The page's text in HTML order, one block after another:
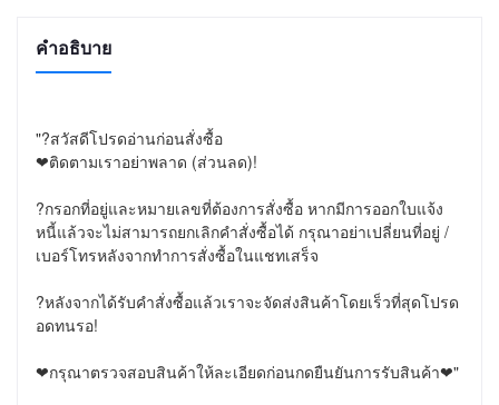
คำอธิบาย
"?สวัสดีโปรดอ่านก่อนสั่งซื้อ
❤ติดตามเราอย่าพลาด (ส่วนลด)!
?กรอกที่อยู่และหมายเลขที่ต้องการสั่งซื้อ หากมีการออกใบแจ้ง
หนี้แล้วจะไม่สามารถยกเลิกคำสั่งซื้อได้ กรุณาอย่าเปลี่ยนที่อยู่ /
เบอร์โทรหลังจากทำการสั่งซื้อในแชทเสร็จ
?หลังจากได้รับคำสั่งซื้อแล้วเราจะจัดส่งสินค้าโดยเร็วที่สุดโปรด
อดทนรอ!
❤กรุณาตรวจสอบสินค้าให้ละเอียดก่อนกดยืนยันการรับสินค้า❤"